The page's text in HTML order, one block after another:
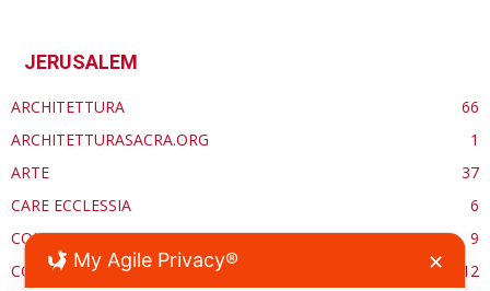
JERUSALEM
ARCHITETTURA
66
ARCHITETTURASACRA.ORG
1
ARTE
37
CARE ECCLESSIA
6
CONSERVAZIONE
9
CONTROCANTO
12
My Agile Privacy® ✕